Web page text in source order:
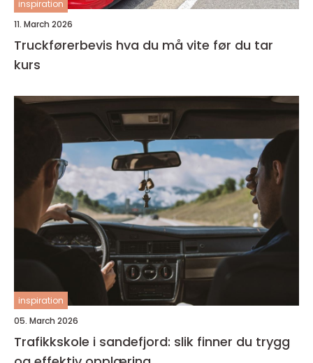
inspiration
11. March 2026
Truckførerbevis hva du må vite før du tar
kurs
inspiration
05. March 2026
Trafikkskole i sandefjord: slik finner du trygg